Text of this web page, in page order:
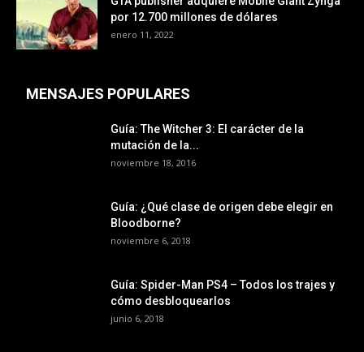
por 12.700 millones de dólares
enero 11, 2022
MENSAJES POPULARES
Guía: The Witcher 3: El carácter de la
mutación de la...
noviembre 18, 2016
Guía: ¿Qué clase de origen debe elegir en
Bloodborne?
noviembre 6, 2018
Guía: Spider-Man PS4 – Todos los trajes y
cómo desbloquearlos
junio 6, 2018